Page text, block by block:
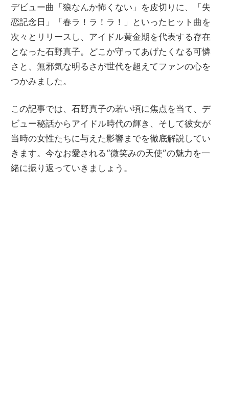
デビュー曲「狼なんか怖くない」を皮切りに、「失
恋記念日」「春ラ！ラ！ラ！」といったヒット曲を
次々とリリースし、アイドル黄金期を代表する存在
となった石野真子。どこか守ってあげたくなる可憐
さと、無邪気な明るさが世代を超えてファンの心を
つかみました。
この記事では、石野真子の若い頃に焦点を当て、デ
ビュー秘話からアイドル時代の輝き、そして彼女が
当時の女性たちに与えた影響までを徹底解説してい
きます。今なお愛される“微笑みの天使”の魅力を一
緒に振り返っていきましょう。